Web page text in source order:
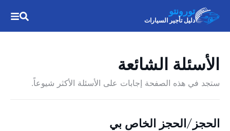
تورونتو
دليل تأجير السيارات
الأسئلة الشائعة
ستجد في هذه الصفحة إجابات على الأسئلة الأكثر شيوعاً.
الحجز/الحجز الخاص بي